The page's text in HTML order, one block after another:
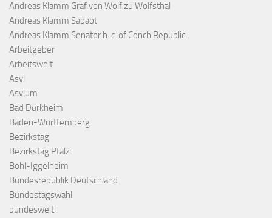
Andreas Klamm Graf von Wolf zu Wolfsthal
Andreas Klamm Sabaot
Andreas Klamm Senator h. c. of Conch Republic
Arbeitgeber
Arbeitswelt
Asyl
Asylum
Bad Dürkheim
Baden-Württemberg
Bezirkstag
Bezirkstag Pfalz
Böhl-Iggelheim
Bundesrepublik Deutschland
Bundestagswahl
bundesweit